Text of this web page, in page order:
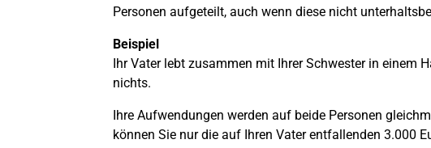
Personen aufgeteilt, auch wenn diese nicht
Beispiel
Ihr Vater lebt zusammen mit Ihrer Schwester in einem
nichts.
Ihre Aufwendungen werden auf beide Personen
können Sie nur die auf Ihren Vater entfallenden 3.000